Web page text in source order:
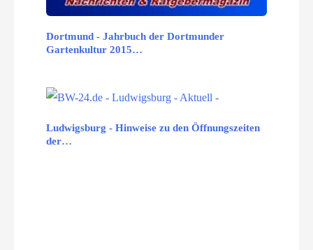
Dortmund - Jahrbuch der Dortmunder
Gartenkultur 2015…
Ludwigsburg - Hinweise zu den Öffnungszeiten
der…